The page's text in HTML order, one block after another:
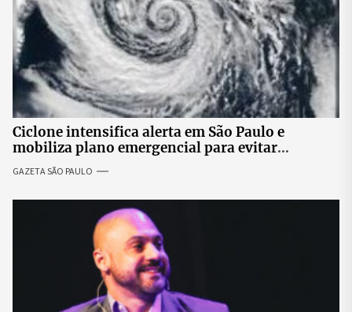
Ciclone intensifica alerta em São Paulo e
mobiliza plano emergencial para evitar
impactos no fornecimento de energia
GAZETA SÃO PAULO